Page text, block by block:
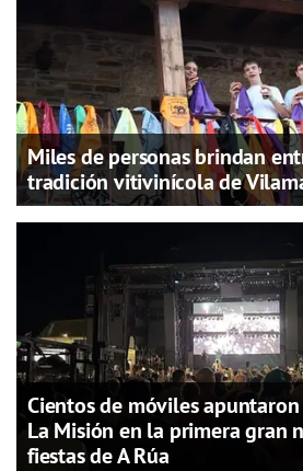
Miles de personas brindan
tradición vitivinícola de
Cientos de móviles
La Misión en la primera gran
fiestas de A Rúa